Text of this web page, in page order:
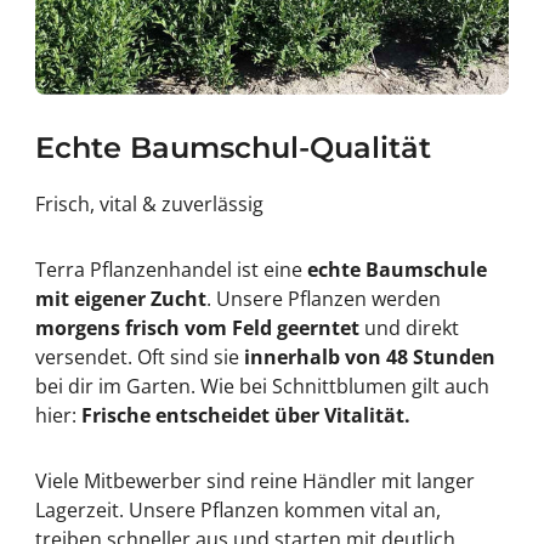
Echte Baumschul-Qualität
Frisch, vital & zuverlässig
Terra Pflanzenhandel ist eineechte Baumschule
mit eigener Zucht. Unsere Pflanzen werden
morgens frisch vom Feld geerntetund direkt
versendet. Oft sind sie innerhalb von 48 Stunden
bei dir im Garten. Wie bei Schnittblumen gilt auch
hier: Frische entscheidet über Vitalität.
Viele Mitbewerber sind reine Händler mit langer
Lagerzeit. Unsere Pflanzen kommen vital an,